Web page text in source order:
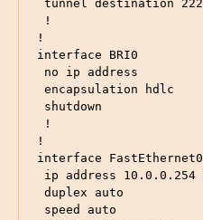
!
interface BRI0
!
interface FastEthernet0